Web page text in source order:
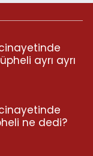
ayrı ayrı
ne dedi?